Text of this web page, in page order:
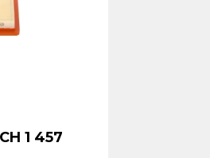
1 457